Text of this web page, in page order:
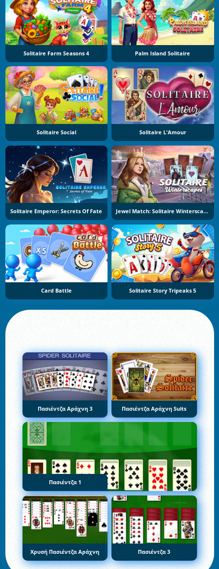
Solitaire Farm Seasons 4 Palm Island Solitaire
Solitaire Social Solitaire L'Amour
Solitaire Emperor: Secrets Of Fate Jewel Match: Solitaire Winterscapes
Card Battle Solitaire Story Tripeaks 5
Πασιέντζα Αράχνη 3 Πασιέντζα Αράχνη Suits
Πασιέντζα 1
Χρυσή Πασιέντζα Αράχνη Πασιέντζα 3